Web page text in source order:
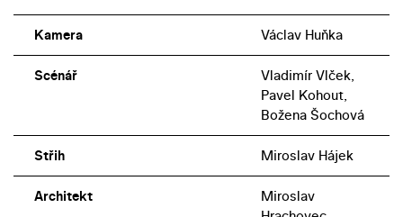
Kamera Václav Huňka
Scénář
Vladimír Vlček,
Pavel Kohout,
Božena Šochová
Střih Miroslav Hájek
Architekt
Miroslav